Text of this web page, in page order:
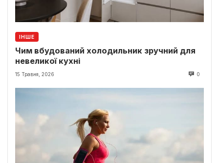
ІНШЕ
Чим вбудований холодильник зручний для
невеликої кухні
15 Травня, 2026 0